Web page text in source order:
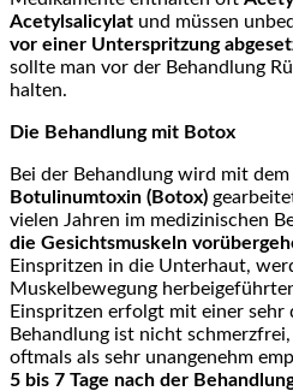
Acetylsalicylat und müssen
vor einer Unterspritzung
sollte man vor der Behandlung
halten.
Die Behandlung mit Botox
Bei der Behandlung wird mit
Botulinumtoxin (Botox)
vielen Jahren im medizinischen
die Gesichtsmuskeln
Einspritzen in die Unterhaut,
Muskelbewegung
Einspritzen erfolgt mit einer sehr
Behandlung ist nicht
oftmals als sehr unangenehm
5 bis 7 Tage nach der